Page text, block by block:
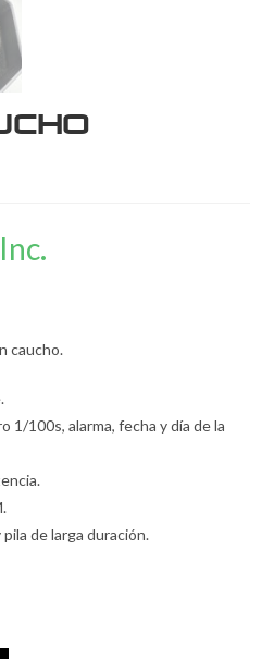
caucho.
1/100s, alarma, fecha y día de la
de larga duración.